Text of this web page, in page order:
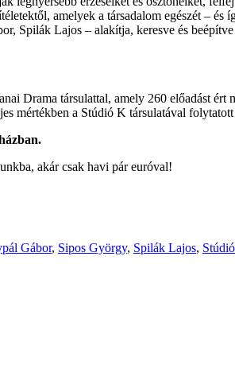
amelyek a társadalom egészét –
Spilák Lajos – alakítja, keresve és
Drama társulattal, amely 260 előadást
mértékben a Stúdió K társulatával
akár csak havi pár euróval!
Gábor, Sipos György, Spilák Lajos,